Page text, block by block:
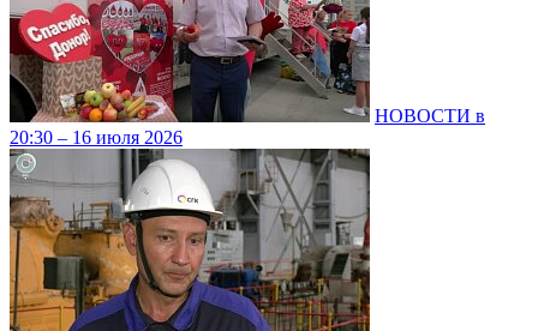
НОВОСТИ в
20:30 – 16 июля 2026